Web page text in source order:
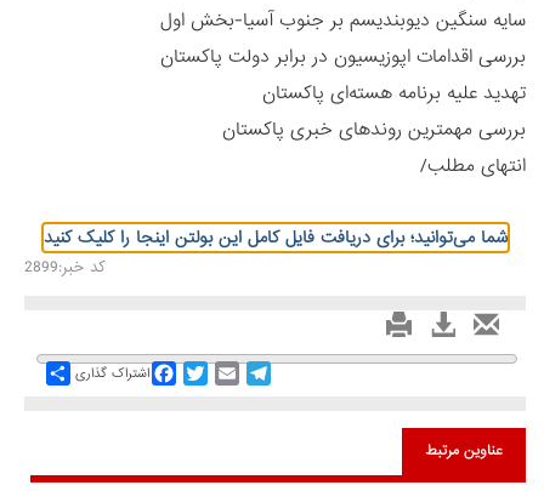
سایه سنگین دیوبندیسم بر جنوب آسیا-بخش اول
بررسی اقدامات اپوزیسیون در برابر دولت پاکستان
تهدید علیه برنامه هستهای پاکستان
بررسی مهمترین روندهای خبری پاکستان
انتهای مطلب/
شما می‌توانید؛ برای دریافت فایل کامل این بولتن اینجا را کلیک کنید
کد خبر:2899
Share اشتراک گذاری
FacebookTwitterEmail
Telegram
عناوین مرتبط